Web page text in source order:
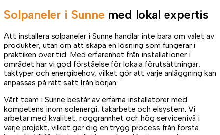
Solpaneler i Sunne med lokal expertis
Att installera solpaneler i Sunne handlar inte bara om valet av
produkter, utan om att skapa en lösning som fungerar i
praktiken över tid. Med erfarenhet från installationer i
området har vi god förståelse för lokala förutsättningar,
taktyper och energibehov, vilket gör att varje anläggning kan
anpassas på rätt sätt från början.
Vårt team i Sunne består av erfarna installatörer med
kompetens inom solenergi, takarbete och elsystem. Vi
arbetar med kvalitet, noggrannhet och hög servicenivå i
varje projekt, vilket ger dig en trygg process från första